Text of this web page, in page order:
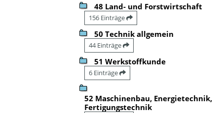
48 Land- und Forstwirtschaft
156 Einträge
50 Technik allgemein
44 Einträge
51 Werkstoffkunde
6 Einträge
52 Maschinenbau, Energietechnik,
Fertigungstechnik